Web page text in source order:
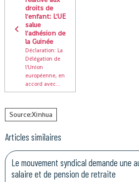
droits de
l'enfant: L'UE
salue
l'adhésion de
la Guinée
Déclaration: La
Délégation de
l'Union
européenne, en
accord avec...
Source:Xinhua
Articles similaires
Le mouvement syndical demande une
salaire et de pension de retraite